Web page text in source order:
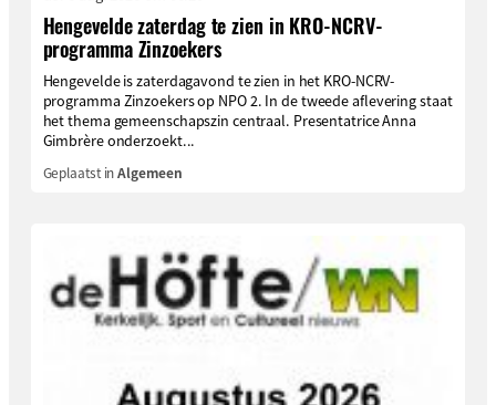
Hengevelde zaterdag te zien in KRO-NCRV-
programma Zinzoekers
Hengevelde is zaterdagavond te zien in het KRO-NCRV-
programma Zinzoekers op NPO 2. In de tweede aflevering staat
het thema gemeenschapszin centraal. Presentatrice Anna
Gimbrère onderzoekt...
Geplaatst inAlgemeen